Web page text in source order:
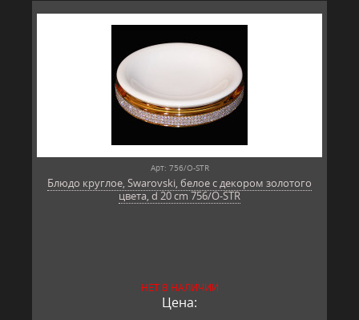
Арт: 756/O-STR
Блюдо круглое, Swarovski, белое с декором золотого
цвета, d 20 cm 756/O-STR
НЕТ В НАЛИЧИИ
Цена: